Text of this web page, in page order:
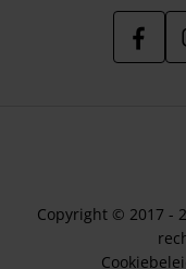
Copyright © 2017 -